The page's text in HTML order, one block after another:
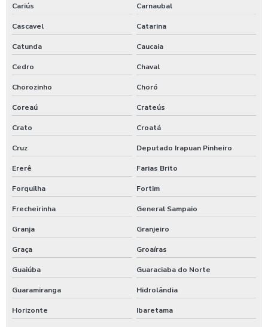
Trator de pneus para obras no ceará
Valor do aluguel de retroescavadeira
Valor do serviço de terraplanagem
Valor pavimentação ceará
Valor supressão vegetal no ceará
Valor terraplenagem no ceará
Empresa especialista em terraplanagem
Empresa especialista em terraplanagem no ceará
Empresa de supressão vegetal na bahia
Empresa de terraplanagem ce
Empresa de terraplanagem fortaleza
Empresa de terraplanagem na bahia
Cariús Carnaubal
Cascavel Catarina
Catunda Caucaia
Cedro Chaval
Chorozinho Choró
Coreaú Crateús
Crato Croatá
Cruz Deputado Irapuan Pinheiro
Ererê Farias Brito
Forquilha Fortim
Frecheirinha General Sampaio
Granja Granjeiro
Graça Groaíras
Guaiúba Guaraciaba do Norte
Guaramiranga Hidrolândia
Horizonte Ibaretama